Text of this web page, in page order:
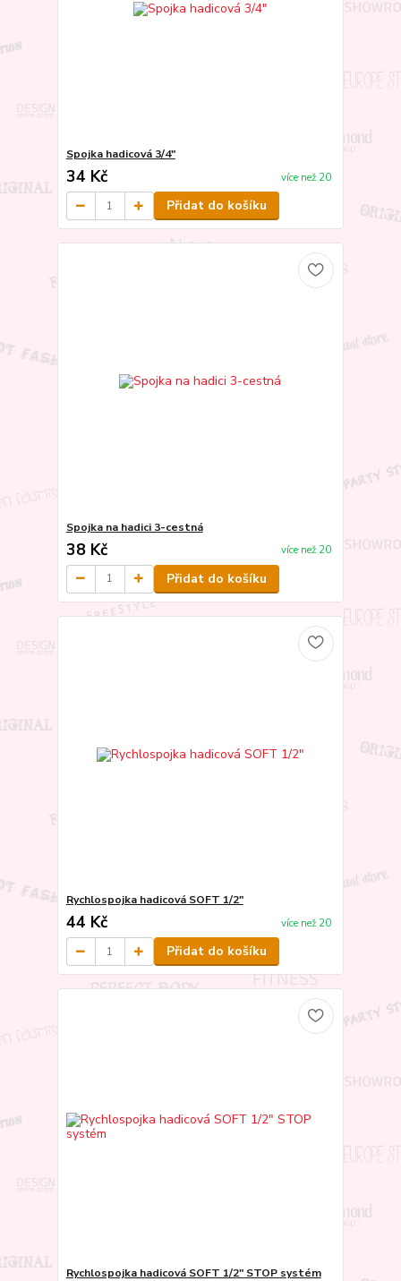
Spojka hadicová 3/4"
34 Kč více než 20
Přidat do košíku
Spojka na hadici 3-cestná
38 Kč více než 20
Přidat do košíku
Rychlospojka hadicová SOFT 1/2"
44 Kč více než 20
Přidat do košíku
Rychlospojka hadicová SOFT 1/2" STOP systém